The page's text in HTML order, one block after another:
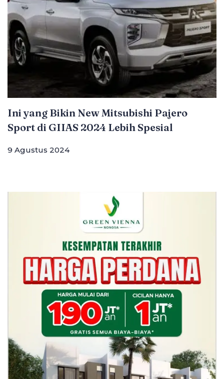
Ini yang Bikin New Mitsubishi Pajero
Sport di GIIAS 2024 Lebih Spesial
9 Agustus 2024